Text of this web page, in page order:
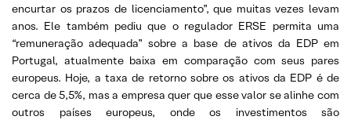
encurtar os prazos de licenciamento”, que muitas vezes levam
anos. Ele também pediu que o regulador ERSE permita uma
“remuneração adequada” sobre a base de ativos da EDP em
Portugal, atualmente baixa em comparação com seus pares
europeus. Hoje, a taxa de retorno sobre os ativos da EDP é de
cerca de 5,5%, mas a empresa quer que esse valor se alinhe com
outros países europeus, onde os investimentos são